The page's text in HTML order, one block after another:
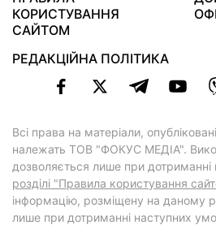
КОРИСТУВАННЯ
САЙТОМ
РЕДАКЦІЙНА ПОЛІТИКА
Всі права на матеріали,
належать ТОВ "ФОКУС МЕДІА".
дозволяється лише при дотриманні
розділі "Правила користування
інформацію, розміщену на даному
лише при дотриманні наступних